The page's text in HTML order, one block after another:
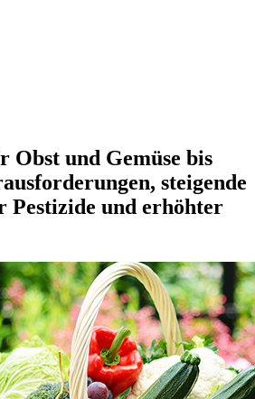
Obst und Gemüse bis
steigende
Pestizide und erhöhter